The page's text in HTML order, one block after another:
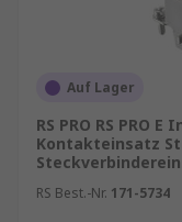
Auf Lager
RS PRO RS PRO
Kontakteinsatz
RS Best.-Nr. 171-5734